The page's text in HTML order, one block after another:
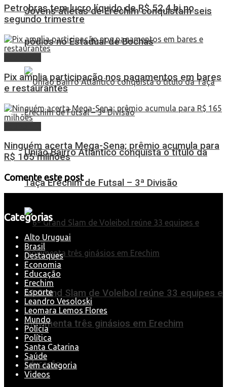
Jovens atletas de Erechim conquistam seis
pódios no Estadual de Bochas
União Bairro Atlântico conquista o título da
Taça Erechim de Futsal – 3ª Divisão
6º Grand Slam de Voleibol reúne 33 equipes e
movimenta três ginásios em Erechim
Educação
Petrobras tem lucro líquido de R$ 52,4 bi no
segundo trimestre
Pix amplia participação nos pagamentos em bares
e restaurantes
Ninguém acerta Mega-Sena; prêmio acumula para
R$ 165 milhões
Comente este post
Categorias
Alto Uruguai
Brasil
Destaques
Economia
Educação
Erechim
Esporte
Leandro Vesoloski
Leomara Lemos Flores
Mundo
Polícia
Política
Santa Catarina
Saúde
Sem categoria
Videos